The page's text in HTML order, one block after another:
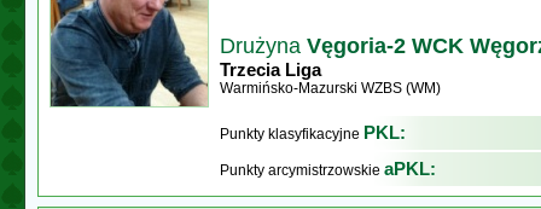
Drużyna Vęgoria-2 WCK
Trzecia Liga
Warmińsko-Mazurski WZBS (WM)
Punkty klasyfikacyjne PKL:
Punkty arcymistrzowskie aPKL: